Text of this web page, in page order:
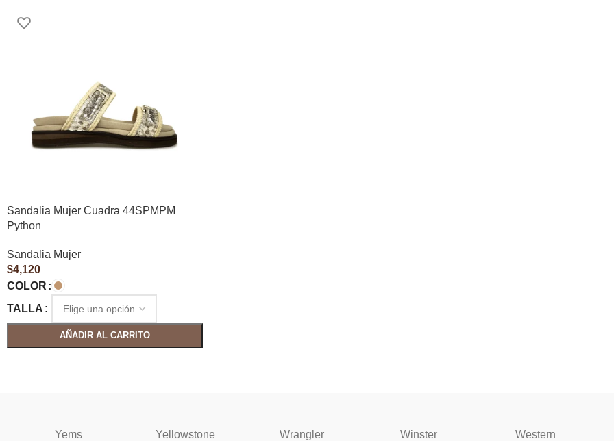
Sandalia Mujer Cuadra 44SPMPM
Python
Sandalia Mujer
$4,120
COLOR
TALLA
AÑADIR AL CARRITO
Yems Yellowstone Wrangler Winster Western